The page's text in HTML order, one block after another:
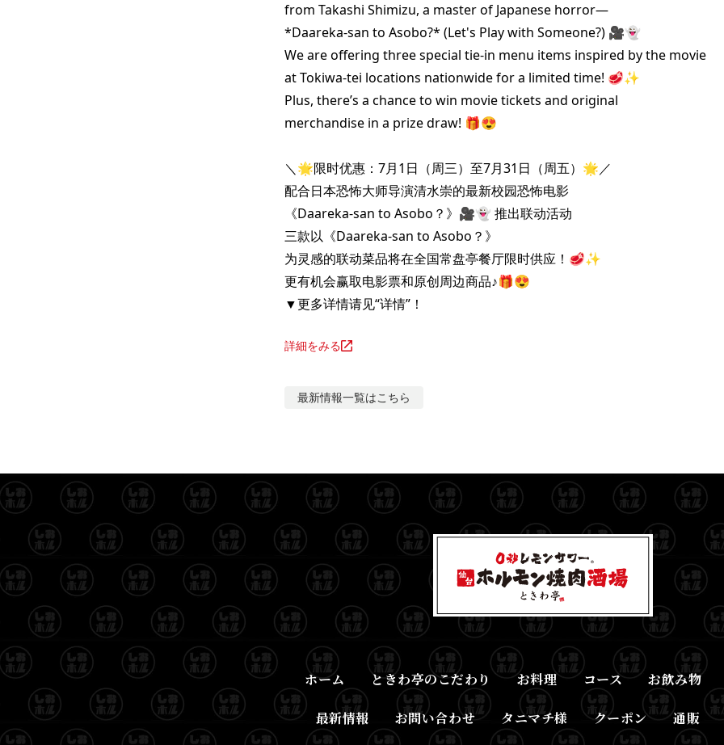
from Takashi Shimizu, a master of Japanese horror—
*Daareka-san to Asobo?* (Let's Play with Someone?) 🎥👻
We are offering three special tie-in menu items inspired by the movie
at Tokiwa-tei locations nationwide for a limited time! 🥩✨
Plus, there’s a chance to win movie tickets and original
merchandise in a prize draw! 🎁😍
＼🌟限时优惠：7月1日（周三）至7月31日（周五）🌟／
配合日本恐怖大师导演清水崇的最新校园恐怖电影
《Daareka-san to Asobo？》🎥👻 推出联动活动
三款以《Daareka-san to Asobo？》
为灵感的联动菜品将在全国常盘亭餐厅限时供应！🥩✨
更有机会赢取电影票和原创周边商品♪🎁😍
▼更多详情请见“详情”！
詳細をみる
最新情報一覧はこちら
ホーム ときわ亭のこだわり お料理 コース お飲み物
最新情報 お問い合わせ タニマチ様 クーポン 通販